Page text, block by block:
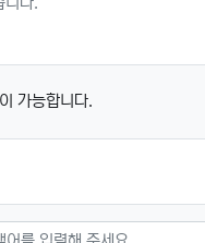
가능합니다.